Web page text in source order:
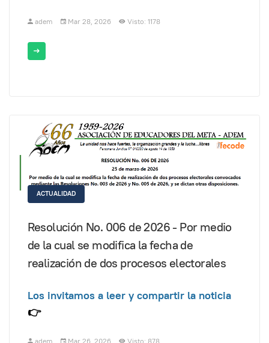
adem Mar 28, 2026 Visto: 1178
ACTUALIDAD
Resolución No. 006 de 2026 - Por medio
de la cual se modifica la fecha de
realización de dos procesos electorales
Los invitamos a leer y compartir la noticia
👉
adem Mar 26, 2026 Visto: 878